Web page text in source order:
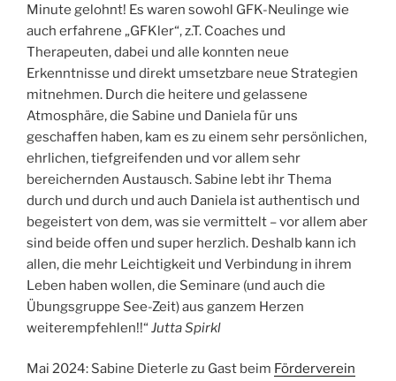
Minute gelohnt! Es waren sowohl GFK-Neulinge wie
auch erfahrene „GFKler“, z.T. Coaches und
Therapeuten, dabei und alle konnten neue
Erkenntnisse und direkt umsetzbare neue Strategien
mitnehmen. Durch die heitere und gelassene
Atmosphäre, die Sabine und Daniela für uns
geschaffen haben, kam es zu einem sehr persönlichen,
ehrlichen, tiefgreifenden und vor allem sehr
bereichernden Austausch. Sabine lebt ihr Thema
durch und durch und auch Daniela ist authentisch und
begeistert von dem, was sie vermittelt – vor allem aber
sind beide offen und super herzlich. Deshalb kann ich
allen, die mehr Leichtigkeit und Verbindung in ihrem
Leben haben wollen, die Seminare (und auch die
Übungsgruppe See-Zeit) aus ganzem Herzen
weiterempfehlen!!“ Jutta Spirkl
Mai 2024: Sabine Dieterle zu Gast beim Förderverein